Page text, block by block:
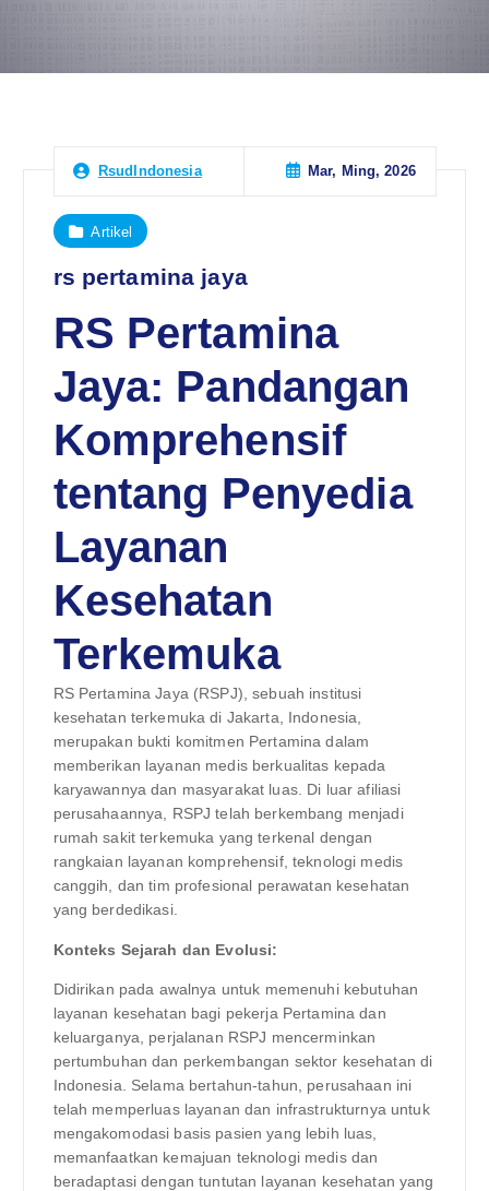
RsudIndonesia Mar, Ming, 2026
Artikel
rs pertamina jaya
RS Pertamina
Jaya: Pandangan
Komprehensif
tentang Penyedia
Layanan
Kesehatan
Terkemuka
RS Pertamina Jaya (RSPJ), sebuah institusi
kesehatan terkemuka di Jakarta, Indonesia,
merupakan bukti komitmen Pertamina dalam
memberikan layanan medis berkualitas kepada
karyawannya dan masyarakat luas. Di luar afiliasi
perusahaannya, RSPJ telah berkembang menjadi
rumah sakit terkemuka yang terkenal dengan
rangkaian layanan komprehensif, teknologi medis
canggih, dan tim profesional perawatan kesehatan
yang berdedikasi.
Konteks Sejarah dan Evolusi:
Didirikan pada awalnya untuk memenuhi kebutuhan
layanan kesehatan bagi pekerja Pertamina dan
keluarganya, perjalanan RSPJ mencerminkan
pertumbuhan dan perkembangan sektor kesehatan di
Indonesia. Selama bertahun-tahun, perusahaan ini
telah memperluas layanan dan infrastrukturnya untuk
mengakomodasi basis pasien yang lebih luas,
memanfaatkan kemajuan teknologi medis dan
beradaptasi dengan tuntutan layanan kesehatan yang